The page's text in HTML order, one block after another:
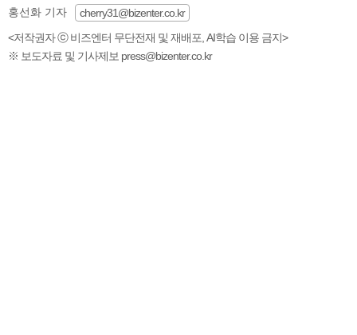
홍선화 기자
cherry31@bizenter.co.kr
<저작권자 ⓒ 비즈엔터 무단전재 및 재배포, AI학습 이용 금지>
※ 보도자료 및 기사제보 press@bizenter.co.kr